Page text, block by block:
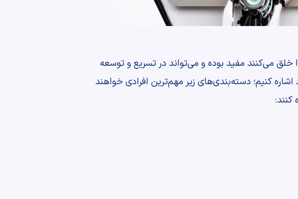
می‌کنند مفید بوده و می‌تواند در تسریع و توسعه
کنیم؛ دسته‌بندی‌های زیر مهم‌ترین افرادی خواهند